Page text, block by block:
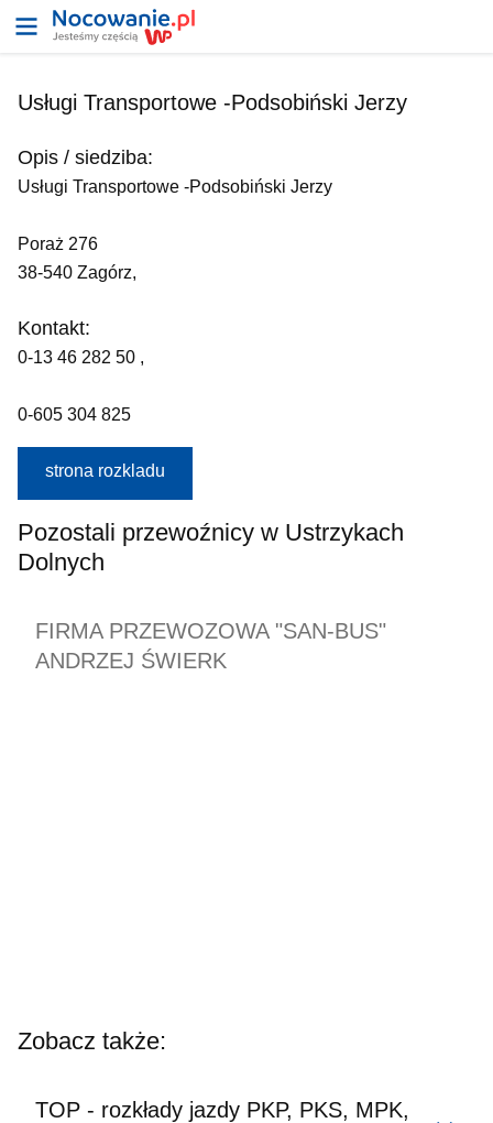
Usługi Transportowe -Podsobiński Jerzy
Opis / siedziba:
Usługi Transportowe -Podsobiński Jerzy
Poraż 276
38-540 Zagórz,
Kontakt:
0-13 46 282 50 ,
0-605 304 825
strona rozkladu
Pozostali przewoźnicy w Ustrzykach
Dolnych
FIRMA PRZEWOZOWA "SAN-BUS"
ANDRZEJ ŚWIERK
Zobacz także:
TOP - rozkłady jazdy PKP, PKS, MPK,